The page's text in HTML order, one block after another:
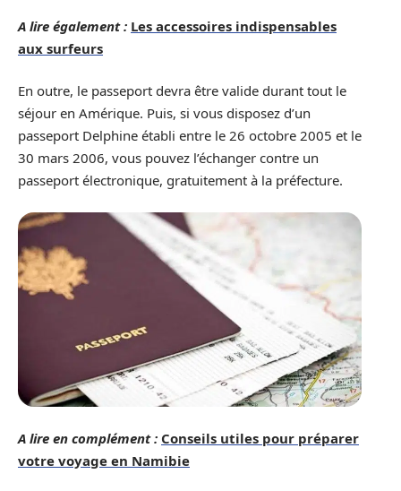
A lire également : Les accessoires indispensables
aux surfeurs
En outre, le passeport devra être valide durant tout le
séjour en Amérique. Puis, si vous disposez d’un
passeport Delphine établi entre le 26 octobre 2005 et le
30 mars 2006, vous pouvez l’échanger contre un
passeport électronique, gratuitement à la préfecture.
A lire en complément : Conseils utiles pour préparer
votre voyage en Namibie